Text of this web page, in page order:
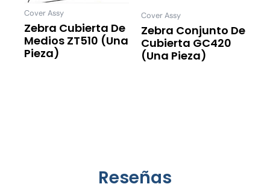
Cover Assy
Zebra Cubierta De
Medios ZT510 (una
Pieza)
Cover Assy
Zebra Conjunto De
Cubierta GC420
(una Pieza)
Reseñas